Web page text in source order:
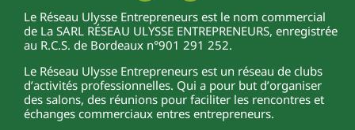
Le Réseau Ulysse Entrepreneurs est le nom commercial
de La SARL RÉSEAU ULYSSE ENTREPRENEURS, enregistrée
au R.C.S. de Bordeaux n°901 291 252.
Le Réseau Ulysse Entrepreneurs est un réseau de clubs
d’activités professionnelles. Qui a pour but d’organiser
des salons, des réunions pour faciliter les rencontres et
échanges commerciaux entres entrepreneurs.